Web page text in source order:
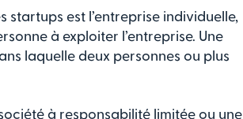
startups est l’entreprise individuelle,
à exploiter l’entreprise. Une
laquelle deux personnes ou plus
à responsabilité limitée ou une